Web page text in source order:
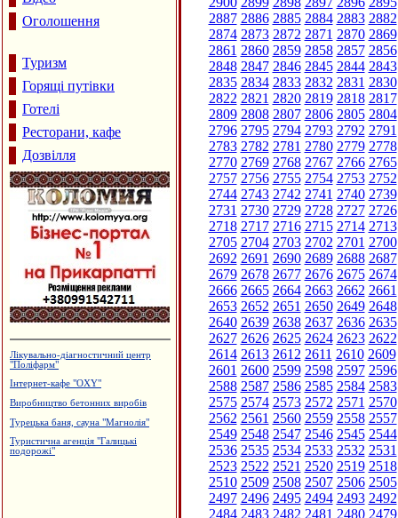
Оголошення
Туризм
Горящі путівки
Готелі
Ресторани, кафе
Дозвілля
Лікувально-діагностичний центр
"Поліфарм"
Інтернет-кафе "OXY"
Виробництво бетонних виробів
Турецька баня, сауна "Магнолія"
Туристична агенція "Галицькі
подорожі"
2887 2886 2885 2884 2883 2882
2874 2873 2872 2871 2870 2869
2861 2860 2859 2858 2857 2856
2848 2847 2846 2845 2844 2843
2835 2834 2833 2832 2831 2830
2822 2821 2820 2819 2818 2817
2809 2808 2807 2806 2805 2804
2796 2795 2794 2793 2792 2791
2783 2782 2781 2780 2779 2778
2770 2769 2768 2767 2766 2765
2757 2756 2755 2754 2753 2752
2744 2743 2742 2741 2740 2739
2731 2730 2729 2728 2727 2726
2718 2717 2716 2715 2714 2713
2705 2704 2703 2702 2701 2700
2692 2691 2690 2689 2688 2687
2679 2678 2677 2676 2675 2674
2666 2665 2664 2663 2662 2661
2653 2652 2651 2650 2649 2648
2640 2639 2638 2637 2636 2635
2627 2626 2625 2624 2623 2622
2614 2613 2612 2611 2610 2609
2601 2600 2599 2598 2597 2596
2588 2587 2586 2585 2584 2583
2575 2574 2573 2572 2571 2570
2562 2561 2560 2559 2558 2557
2549 2548 2547 2546 2545 2544
2536 2535 2534 2533 2532 2531
2523 2522 2521 2520 2519 2518
2510 2509 2508 2507 2506 2505
2497 2496 2495 2494 2493 2492
2484 2483 2482 2481 2480 2479